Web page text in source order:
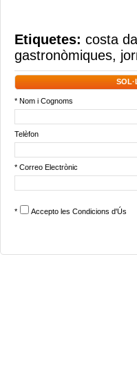
Etiquetes: costa
gastronòmiques,
* Nom i Cognoms
Telèfon
* Correo Electrònic
* Accepto les Condicions d'Ús